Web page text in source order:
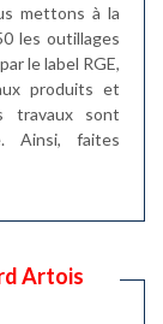
mettons à la
les outillages
le label RGE,
produits et
travaux sont
Ainsi, faites
Artois